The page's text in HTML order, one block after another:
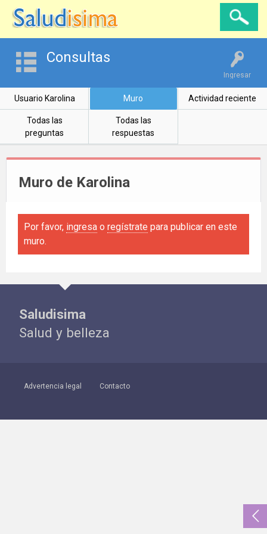
Ingresar
Consultas
Usuario Karolina Muro Actividad reciente
Todas las
preguntas
Todas las
respuestas
Muro de Karolina
Por favor, ingresa o regístrate para publicar en este
muro.
Saludisima
Salud y belleza
Advertencia legal Contacto